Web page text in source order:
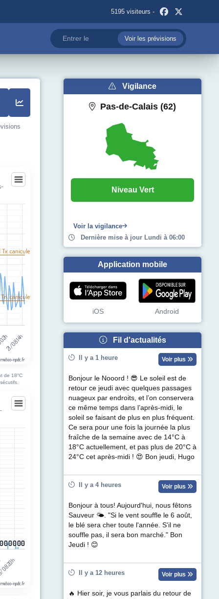
5195 visiteurs -
Voir les prévisions
(°C). Data ranges from 14 to 39.
21/08 14h
meteo-npdc.fr
Tx. canicule
canicule
de 18°C
de précipitations (mm). Data ranges from 0 to 4.8.
0
00
00
00
00
00
0
20h
meteo-npdc.fr
Vigilance
Pas-de-Calais (62)
Niveau Vert
Voir la vigilance
Dernière mise à jour Lundi à 06:00
Application mobile
iOS Android
Fil d'actualités
Il y a 1 heure Voir plus
Bonjour le Nooord ! 😎 Le soleil est de
retour ce jeudi avec quelques passages
nuageux par endroits, et l’on conservera
ce même temps dans l’après-midi, le
soleil se faisant de plus en plus fréquent.
Ce sera pour une fois la journée la plus
fraîche de la semaine avec de 14°C à
18°C actuellement, et pas plus de 20°C à
24°C cet après-midi ! 😍 Bon jeudi, Hugo
Il y a 4 heures Voir plus
Bonjour à tous! Aujourd'hui, nous fêtons
Sauveur 🌤. "Si le vent souffle le 6 août,
le blé sera cher toute l'année. S'il ne
souffle pas, il sera bon marché." Bon
Jeudi ! 😊
Il y a 12 heures Voir plus
🔥 Hier soir, je vous parlais du retour de